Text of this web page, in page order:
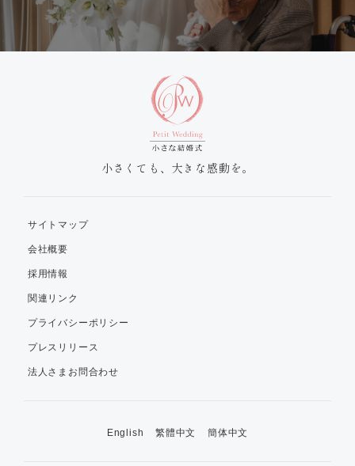
小さくても、大きな感動を。
サイトマップ
会社概要
採用情報
関連リンク
プライバシーポリシー
プレスリリース
法人さまお問合わせ
English 繁體中文 簡体中文